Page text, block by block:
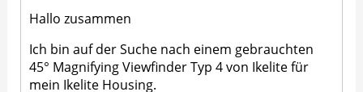
Hallo zusammen
Ich bin auf der Suche nach einem gebrauchten
45° Magnifying Viewfinder Typ 4 von Ikelite für
mein Ikelite Housing.